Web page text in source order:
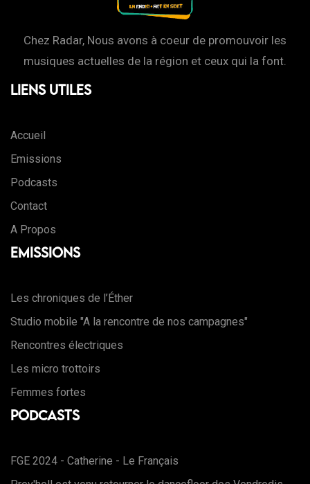
Chez Radar, Nous avons à coeur de promouvoir les
musiques actuelles de la région et ceux qui la font.
Liens Utiles
Accueil
Emissions
Podcasts
Contact
A Propos
Emissions
Les chroniques de l’Éther
Studio mobile "A la rencontre de nos campagnes"
Rencontres électriques
Les micro trottoirs
Femmes fortes
Podcasts
FGE 2024 - Catherine - Le Français